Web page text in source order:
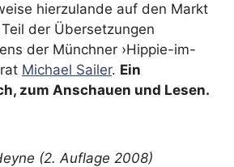
hierzulande auf den Markt
der Übersetzungen
der Münchner ›Hippie-im-
Michael Sailer. Ein
zum Anschauen und Lesen.
(2. Auflage 2008)